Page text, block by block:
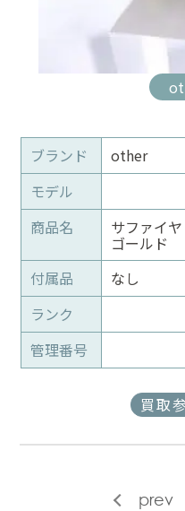
ブランド
other
モデル
商品名
サファイ
ゴールド
付属品
なし
ランク
管理番号
買取
prev